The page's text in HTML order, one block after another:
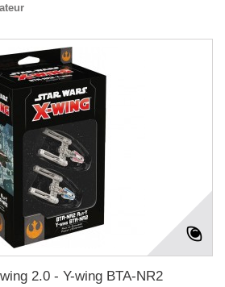
2.0 - Y-wing BTA-NR2